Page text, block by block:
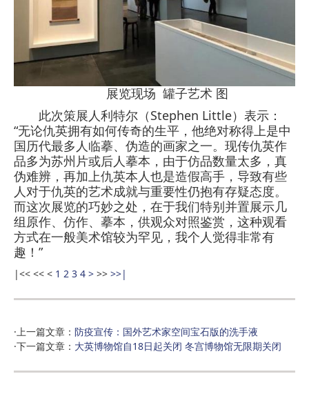
展览现场 罐子艺术 图
此次策展人利特尔（Stephen Little）表示：
“无论仇英拥有如何传奇的生平，他绝对称得上是中
国历代最多人临摹、伪造的画家之一。现传仇英作
品多为苏州片或后人摹本，由于仿品数量太多，真
伪难辨，再加上仇英本人也是造假高手，导致有些
人对于仇英的艺术成就与重要性仍抱有存疑态度。
而这次展览的巧妙之处，在于我们特别并置展示几
组原作、仿作、摹本，供观众对照鉴赏，这种观看
方式在一般美术馆较为罕见，我个人觉得非常有
趣！”
|<< << < 1 2 3 4 > >> >>|
·上一篇文章： 防疫宣传：国外艺术家空间宝石版的洗手液
·下一篇文章： 大英博物馆自18日起关闭 冬宫博物馆无限期关闭